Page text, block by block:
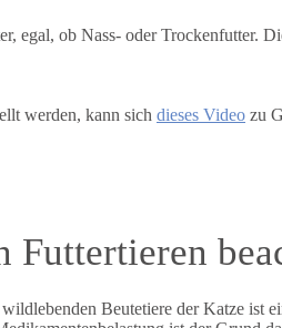
egal, ob Nass- oder Trockenfutter.
werden, kann sich dieses Video zu
Futtertieren
Beutetiere der Katze ist